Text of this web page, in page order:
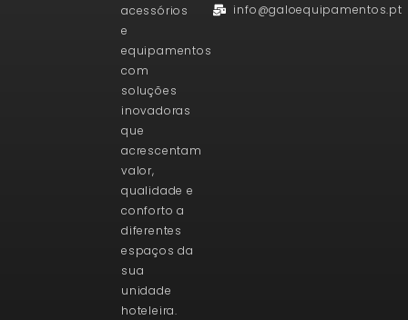
acessórios
e
equipamentos
com
soluções
inovadoras
que
acrescentam
valor,
qualidade e
conforto a
diferentes
espaços da
sua
unidade
hoteleira.
info@galoequipamentos.pt